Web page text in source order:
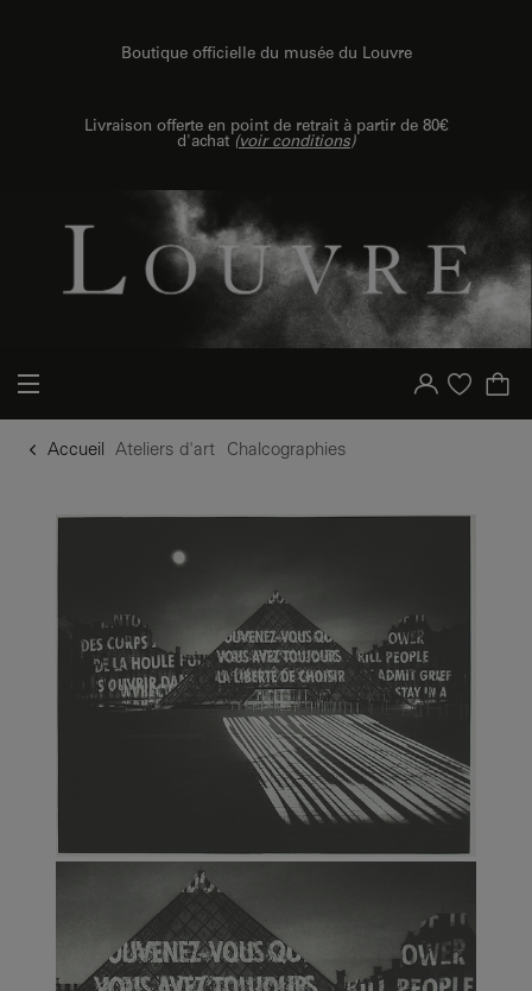
Boutique officielle du musée du Louvre
Livraison offerte en point de retrait à partir de 80€
d'achat (voir conditions)
Votre compte
Liste d'achat
Accueil Ateliers d'art Chalcographies